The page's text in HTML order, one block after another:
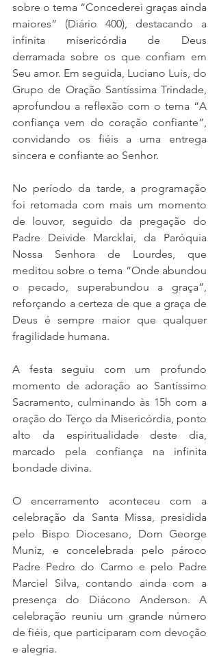
sobre o tema “Concederei graças ainda
maiores” (Diário 400), destacando a
infinita misericórdia de Deus
derramada sobre os que confiam em
Seu amor. Em seguida, Luciano Luis, do
Grupo de Oração Santíssima Trindade,
aprofundou a reflexão com o tema “A
confiança vem do coração confiante”,
convidando os fiéis a uma entrega
sincera e confiante ao Senhor.
No período da tarde, a programação
foi retomada com mais um momento
de louvor, seguido da pregação do
Padre Deivide Marcklai, da Paróquia
Nossa Senhora de Lourdes, que
meditou sobre o tema “Onde abundou
o pecado, superabundou a graça”,
reforçando a certeza de que a graça de
Deus é sempre maior que qualquer
fragilidade humana.
A festa seguiu com um profundo
momento de adoração ao Santíssimo
Sacramento, culminando às 15h com a
oração do Terço da Misericórdia, ponto
alto da espiritualidade deste dia,
marcado pela confiança na infinita
bondade divina.
O encerramento aconteceu com a
celebração da Santa Missa, presidida
pelo Bispo Diocesano, Dom George
Muniz, e concelebrada pelo pároco
Padre Pedro do Carmo e pelo Padre
Marciel Silva, contando ainda com a
presença do Diácono Anderson. A
celebração reuniu um grande número
de fiéis, que participaram com devoção
e alegria.